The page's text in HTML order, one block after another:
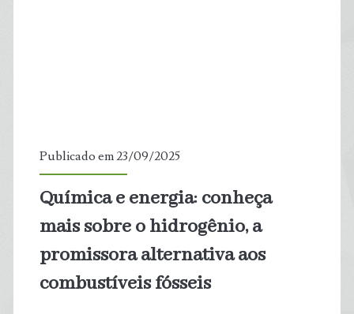
do
mundo,
aponta
estudo
Publicado em 23/09/2025
Química e energia: conheça
mais sobre o hidrogênio, a
promissora alternativa aos
combustíveis fósseis